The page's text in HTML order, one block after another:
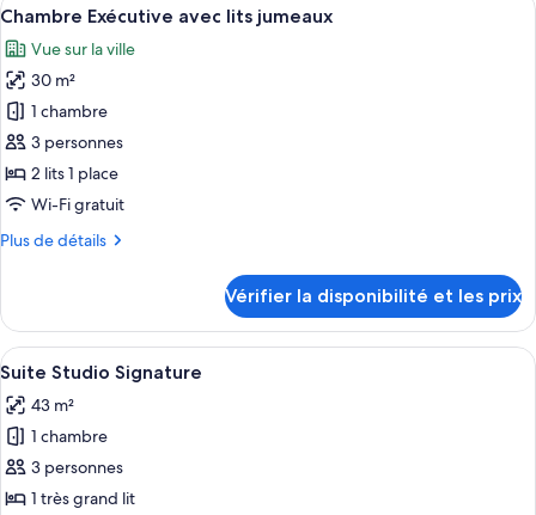
de
Chambre
Double
Exécutive
toutes
les
photos
pour
ce
type
de
chambre :
Chambre
lits
jumeaux
4
Chambre Exécutive avec lits jumeaux
Vue sur la ville
30 m²
1 chambre
3 personnes
2 lits 1 place
Wi-Fi gratuit
Plus de détails
Plus
le
type
de
Chambre
Exécutive
avec
lits
jumeaux
Vérifier la disponibilité et les prix
Afficher
toutes
les
photos
pour
ce
Une chambre d’hôtel avec un grand
4
Suite Studio Signature
43 m²
1 chambre
3 personnes
1 très grand lit